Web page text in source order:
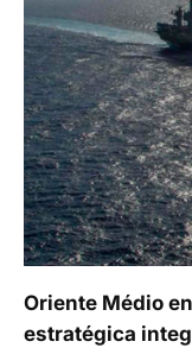
Oriente Médio
estratégica